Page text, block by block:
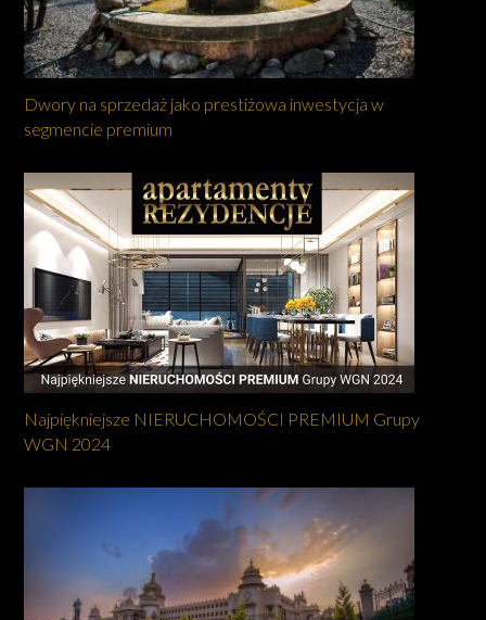
Dwory na sprzedaż jako prestiżowa inwestycja w
segmencie premium
Najpiękniejsze NIERUCHOMOŚCI PREMIUM Grupy
WGN 2024